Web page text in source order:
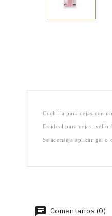
Cuchilla para cejas con
Es ideal para cejas, vello
Se aconseja aplicar gel o
Comentarios (0)